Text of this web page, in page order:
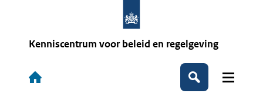
Kenniscentrum voor beleid en regelgeving
Hoofdnavigatie
Zoeken